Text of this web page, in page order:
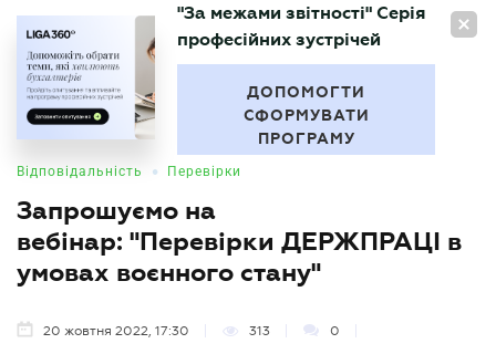
UA
БУХГАЛТЕР
"За межами звітності" Серія
професійних зустрічей
ДОПОМОГТИ
СФОРМУВАТИ
ПРОГРАМУ
Відповідальність • Перевірки
Запрошуємо на
вебінар: "Перевірки ДЕРЖПРАЦІ в
умовах воєнного стану"
20 жовтня 2022, 17:30 313 0